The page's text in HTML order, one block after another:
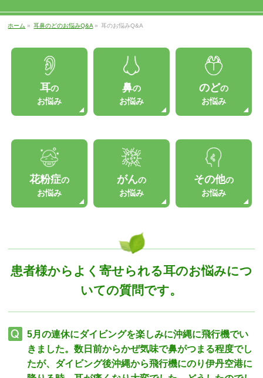
ホーム » 耳鼻のどのお悩みQ&A » 耳のお悩みQ&A
耳の
お悩み
鼻の
お悩み
のどの
お悩み
花粉症の
お悩み
がんの
お悩み
その他の
お悩み
患者様からよく寄せられる耳のお悩みにつ
いての質問です。
5月の連休にダイビングを楽しみに沖縄に飛行機でい
きました。数日前からかぜ気味で鼻がつまる程度でし
たが、ダイビング後沖縄から飛行機にのり伊丹空港に